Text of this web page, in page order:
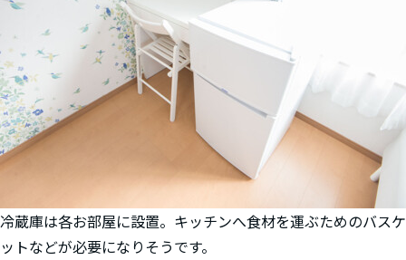
冷蔵庫は各お部屋に設置。キッチンへ食材を運ぶためのバスケ
ットなどが必要になりそうです。